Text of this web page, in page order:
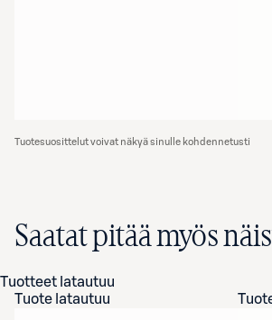
Tuotesuosittelut voivat näkyä sinulle kohdennetusti
Saatat pitää myös
Tuotteet latautuu
Tuote latautuu